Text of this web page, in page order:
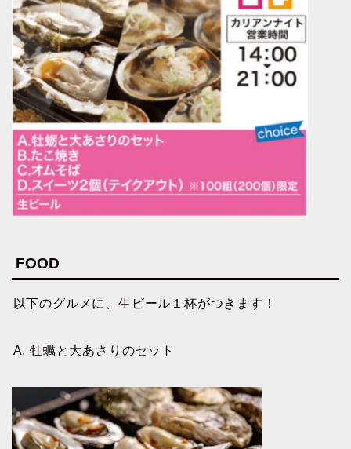
FOOD
以下のグルメに、生ビール１杯がつきます！
A. 牡蠣と大あさりのセット